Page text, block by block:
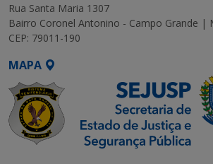
Rua Santa Maria 1307
Bairro Coronel Antonino - Campo Grande |
CEP: 79011-190
MAPA